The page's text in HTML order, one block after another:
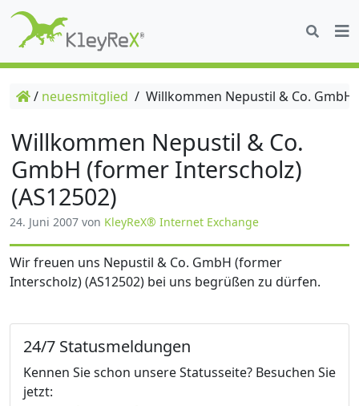
/ neuesmitglied / Willkommen Nepustil & Co.
Willkommen Nepustil & Co.
GmbH (former Interscholz)
(AS12502)
24. Juni 2007 von KleyReX® Internet Exchange
Wir freuen uns Nepustil & Co. GmbH (former
Interscholz) (AS12502) bei uns begrüßen zu dürfen.
24/7 Statusmeldungen
Kennen Sie schon unsere Statusseite? Besuchen Sie
jetzt: